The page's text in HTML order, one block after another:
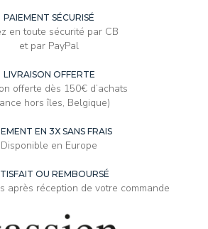
PAIEMENT SÉCURISÉ
en toute sécurité par CB
et par PayPal
LIVRAISON OFFERTE
offerte dès 150€ d’achats
hors îles, Belgique)
EN 3X SANS FRAIS
Disponible en Europe
OU REMBOURSÉ
après réception de votre commande